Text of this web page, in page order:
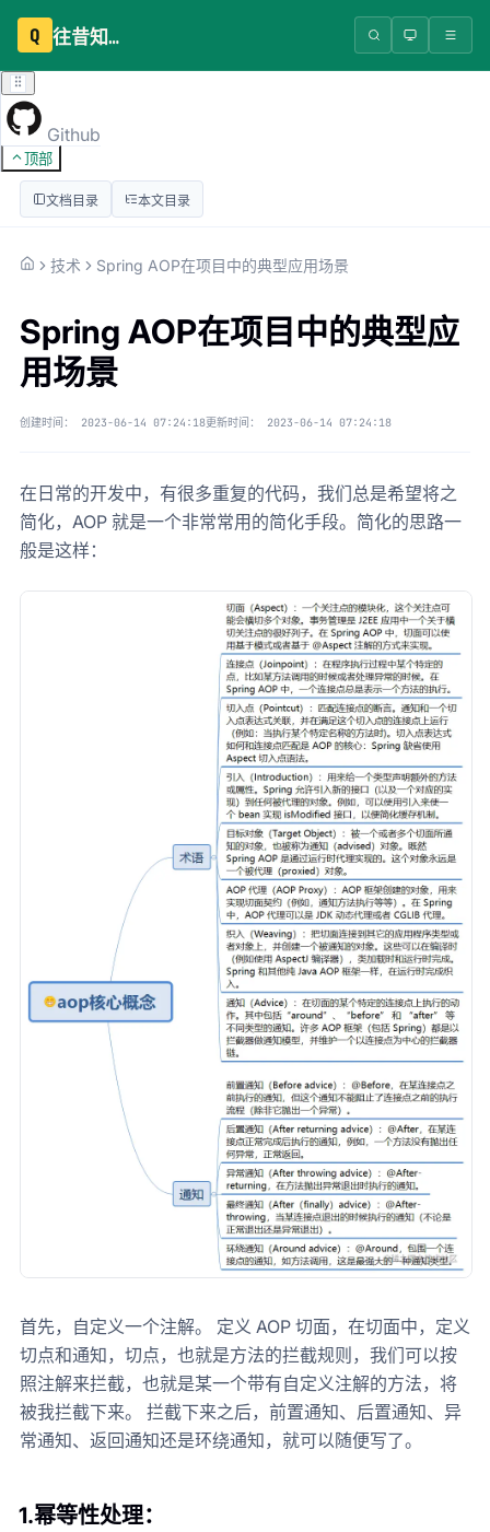
Q 往昔知识库
Github
顶部
文档目录 本文目录
技术 Spring AOP在项目中的典型应用场景
Spring AOP在项目中的典型应
用场景
创建时间： 2023-06-14 07:24:18更新时间： 2023-06-14 07:24:18
在日常的开发中，有很多重复的代码，我们总是希望将之
简化，AOP 就是一个非常常用的简化手段。简化的思路一
般是这样：
首先，自定义一个注解。 定义 AOP 切面，在切面中，定义
切点和通知，切点，也就是方法的拦截规则，我们可以按
照注解来拦截，也就是某一个带有自定义注解的方法，将
被我拦截下来。 拦截下来之后，前置通知、后置通知、异
常通知、返回通知还是环绕通知，就可以随便写了。
1.幂等性处理：